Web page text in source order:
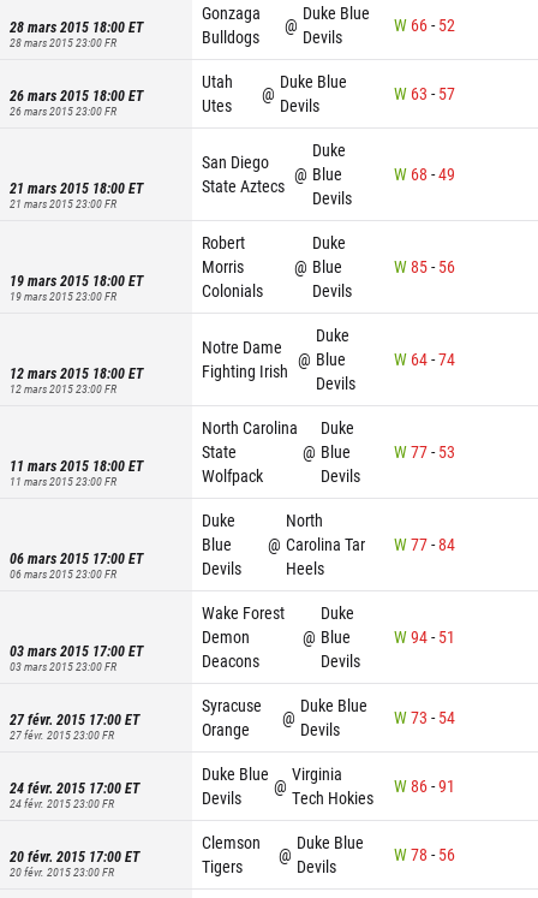
28 mars 2015 18:00ET
28 mars 2015 23:00FR
Gonzaga
Bulldogs
@
Duke Blue
Devils
W 66- 52
26 mars 2015 18:00ET
26 mars 2015 23:00FR
Utah
Utes
@
Duke Blue
Devils
W 63 - 57
21 mars 2015 18:00ET
21 mars 2015 23:00FR
San Diego
State Aztecs
@
Duke
Blue
Devils
W 68 -49
19 mars 2015 18:00ET
19 mars 2015 23:00FR
Robert
Morris
Colonials
@
Duke
Blue
Devils
W85- 56
12 mars 2015 18:00ET
12 mars 2015 23:00FR
Notre Dame
Fighting Irish
@
Duke
Blue
Devils
W 64-74
11 mars 2015 18:00ET
11 mars 2015 23:00FR
North Carolina
State
Wolfpack
@
Duke
Blue
Devils
W77- 53
06 mars 2015 17:00ET
06 mars 2015 23:00FR
Duke
Blue
Devils
@
North
Carolina Tar
Heels
W77-84
03 mars 2015 17:00ET
03 mars 2015 23:00FR
Wake Forest
Demon
Deacons
@
Duke
Blue
Devils
W94- 51
27 févr. 2015 17:00ET
27 févr. 2015 23:00FR
Syracuse
Orange
@
Duke Blue
Devils
W73 - 54
24 févr. 2015 17:00ET
24 févr. 2015 23:00FR
Duke Blue
Devils
@
Virginia
Tech Hokies
W86-91
20 févr. 2015 17:00ET
20 févr. 2015 23:00FR
Clemson
Tigers
@
Duke Blue
Devils
W78 - 56